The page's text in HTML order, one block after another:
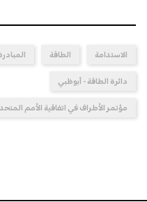
الاستدامة الطاقة
دائرة الطاقة - أبوظبي
مؤتمر الأطراف في اتفاقية الأمم